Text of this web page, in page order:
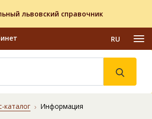
львовский справочник
RU
каталог Информация